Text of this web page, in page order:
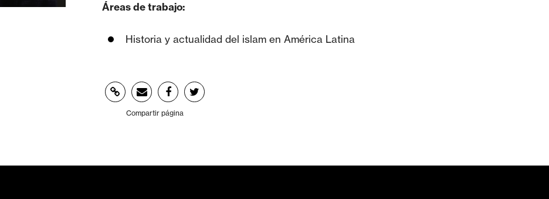
Áreas de trabajo:
Historia y actualidad del islam en América Latina
Compartir página